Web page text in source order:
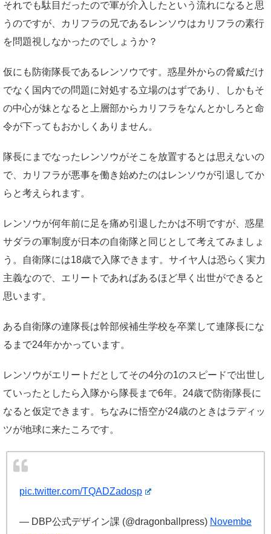
それでも駄目だったので軍が介入したという流れになると思
うのですが、カリフラの兄であるレンソウはカリフラの素行
を問題視しなかったのでしょうか？
仮にも防衛隊長であるレンソウです。惑星外からの脅威だけ
でなく国内での問題に対処する立場のはずであり、しかもそ
の中心が妹となると上層部からカリフラをなんとかしろと命
令が下ってもおかしくありません。
隊長にまでなったレンソウがそこを放置するとは思えないの
で、カリフラが悪事を働き始めたのはレンソウが引退してか
らと考えられます。
レンソウが何年前に足を痛め引退したかは不明ですが、惑星
サダラの軍制度が日本の自衛隊と同じとして考えてみましょ
う。自衛隊には18歳で入隊できます。サイヤ人は恐らく実力
主義なので、エリートであればあるほど早く出世ができると
思います。
ある自衛隊の連隊長は幹部候補生学校を卒業して連隊長にな
るまで24年かかっています。
レンソウがエリートだとしてその4分の1のスピードで出世し
ていったとしたら入隊から隊長まで6年。24歳で防衛隊長に
なると仮定できます。ちなみに悟空が24歳のときはラディッ
ツが地球に来たころです。
pic.twitter.com/TQADZadosp
— DBP公式デザイン課 (@dragonballpress) Novembe